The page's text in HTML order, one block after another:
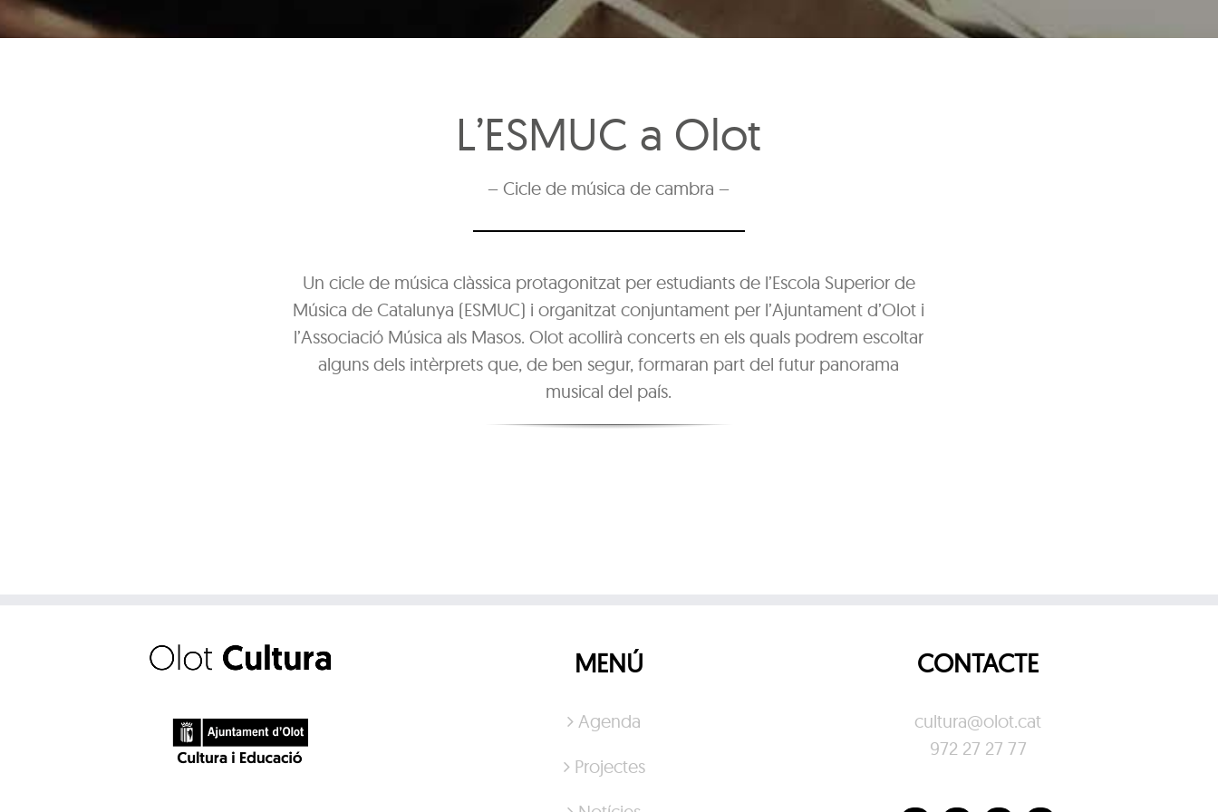
L’ESMUC a Olot
– Cicle de música de cambra –
Un cicle de música clàssica protagonitzat per estudiants de l’Escola Superior de
Música de Catalunya (ESMUC) i organitzat conjuntament per l’Ajuntament d’Olot i
l’Associació Música als Masos. Olot acollirà concerts en els quals podrem escoltar
alguns dels intèrprets que, de ben segur, formaran part del futur panorama
musical del país.
MENÚ
Agenda
Projectes
CONTACTE
cultura@olot.cat
972 27 27 77